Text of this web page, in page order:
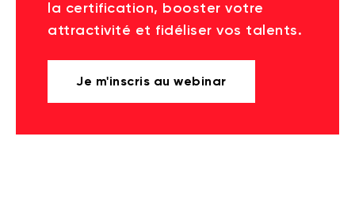
la certification, booster votre
attractivité et fidéliser vos talents.
Je m'inscris au webinar